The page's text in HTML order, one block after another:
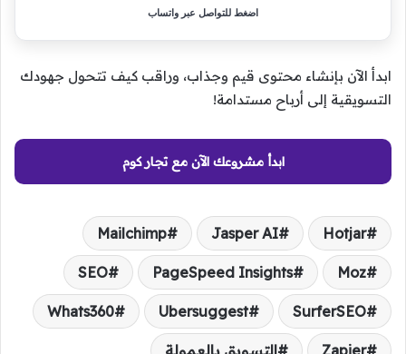
اضغط للتواصل عبر واتساب
ابدأ الآن بإنشاء محتوى قيم وجذاب، وراقب كيف تتحول جهودك
التسويقية إلى أرباح مستدامة!
ابدأ مشروعك الآن مع تجار كوم
Hotjar
Jasper AI
Mailchimp
Moz
PageSpeed Insights
SEO
SurferSEO
Ubersuggest
Whats360